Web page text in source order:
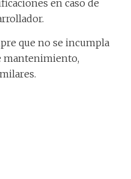
en caso de
que no se incumpla
mantenimiento,